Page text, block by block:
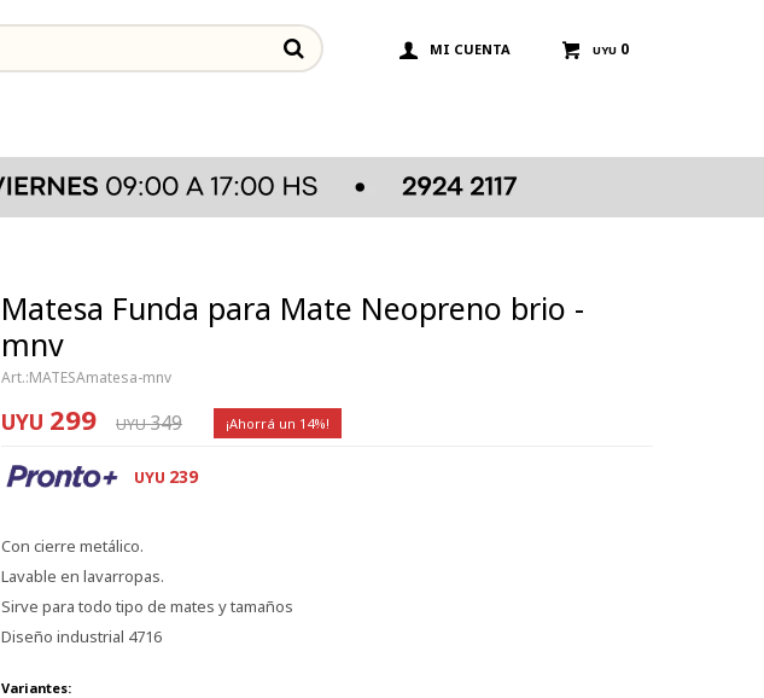
UYU 0
Matesa Funda para Mate Neopreno brio -
mnv
MATESAmatesa-mnv
UYU 299 UYU349 14
UYU 239
Con cierre metálico.
Lavable en lavarropas.
Sirve para todo tipo de mates y tamaños
Diseño industrial 4716
Variantes: